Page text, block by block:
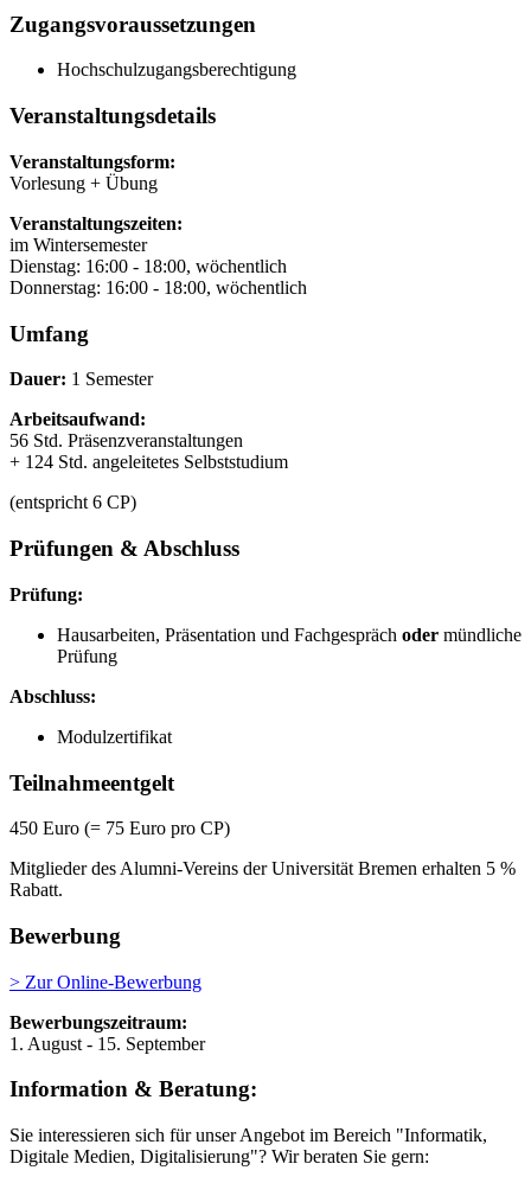
Zugangsvoraussetzungen
Hochschulzugangsberechtigung
Veranstaltungsdetails
Veranstaltungsform:
Vorlesung + Übung
Veranstaltungszeiten:
im Wintersemester
Dienstag: 16:00 - 18:00, wöchentlich
Donnerstag: 16:00 - 18:00, wöchentlich
Umfang
Dauer: 1 Semester
Arbeitsaufwand:
56 Std. Präsenzveranstaltungen
+ 124 Std. angeleitetes Selbststudium
(entspricht 6 CP)
Prüfungen & Abschluss
Prüfung:
Hausarbeiten, Präsentation und Fachgespräch oder mündliche
Prüfung
Abschluss:
Modulzertifikat
Teilnahmeentgelt
450 Euro (= 75 Euro pro CP)
Mitglieder des Alumni-Vereins der Universität Bremen erhalten 5 %
Rabatt.
Bewerbung
> Zur Online-Bewerbung
Bewerbungszeitraum:
1. August - 15. September
Information & Beratung:
Sie interessieren sich für unser Angebot im Bereich "Informatik,
Digitale Medien, Digitalisierung"? Wir beraten Sie gern: